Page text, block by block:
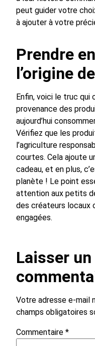
peut guider votre
à ajouter à votre
Prendre
l’origine
Enfin, voici le truc qui
provenance des
aujourd’hui
Vérifiez que les
l’agriculture
courtes. Cela ajoute
cadeau, et en plus,
planète ! Le point
attention aux petits
des créateurs locaux
engagées.
Laisser un
Votre adresse e-mail
champs obligatoires
Commentaire *